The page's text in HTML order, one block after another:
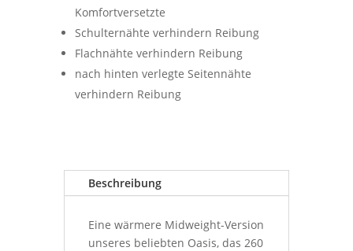
Komfortversetzte
Schulternähte verhindern Reibung
Flachnähte verhindern Reibung
nach hinten verlegte Seitennähte
verhindern Reibung
Beschreibung
Eine wärmere Midweight-Version
unseres beliebten Oasis, das 260